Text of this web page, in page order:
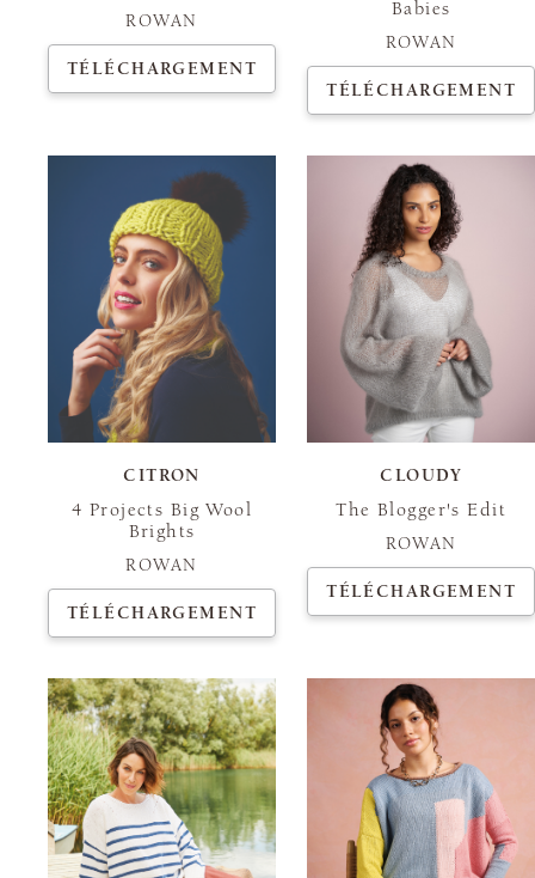
ROWAN
TÉLÉCHARGEMENT
Babies
ROWAN
TÉLÉCHARGEMENT
CITRON
4 Projects Big Wool
Brights
ROWAN
TÉLÉCHARGEMENT
CLOUDY
The Blogger's Edit
ROWAN
TÉLÉCHARGEMENT